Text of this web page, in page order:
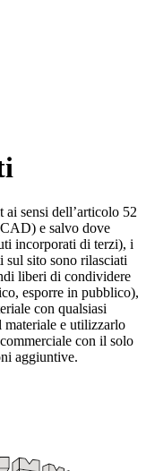
sensi dell’articolo 52
e salvo dove
incorporati di terzi), i
sito sono rilasciati
liberi di condividere
esporre in pubblico),
con qualsiasi
materiale e utilizzarlo
con il solo
aggiuntive.